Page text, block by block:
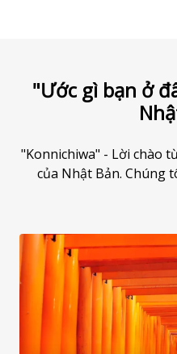
"Ước gì bạn ở
"Konnichiwa" - Lời chào
của Nhật Bản. Chúng